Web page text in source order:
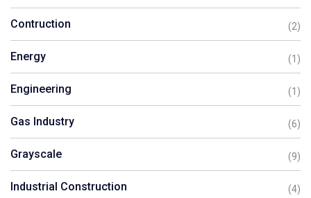
Contruction (2)
Energy (1)
Engineering (1)
Gas Industry (6)
Grayscale (9)
Industrial Construction (4)